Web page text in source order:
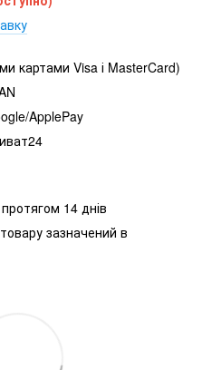
картами Visa і MasterCard)
ApplePay
14 днів
зазначений в